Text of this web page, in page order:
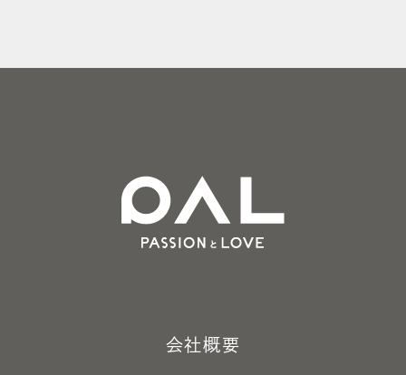
会社概要